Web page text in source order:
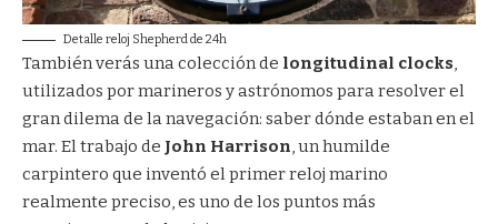
Detalle reloj Shepherd de 24h
También verás una colección de longitudinal clocks,
utilizados por marineros y astrónomos para resolver el
gran dilema de la navegación: saber dónde estaban en el
mar. El trabajo de John Harrison, un humilde
carpintero que inventó el primer reloj marino
realmente preciso, es uno de los puntos más